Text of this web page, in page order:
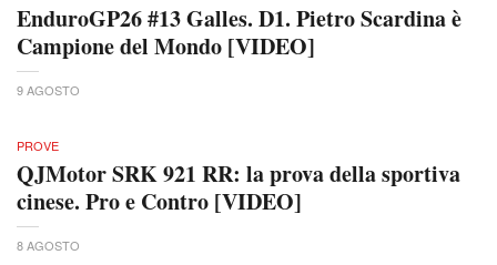
EnduroGP26 #13 Galles. D1. Pietro Scardina è
Campione del Mondo [VIDEO]
9 AGOSTO
PROVE
QJMotor SRK 921 RR: la prova della sportiva
cinese. Pro e Contro [VIDEO]
8 AGOSTO